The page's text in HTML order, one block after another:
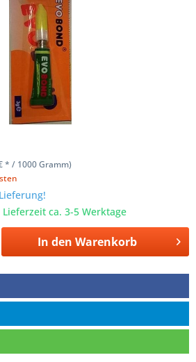
* / 1000 Gramm)
ca. 3-5 Werktage
In den Warenkorb